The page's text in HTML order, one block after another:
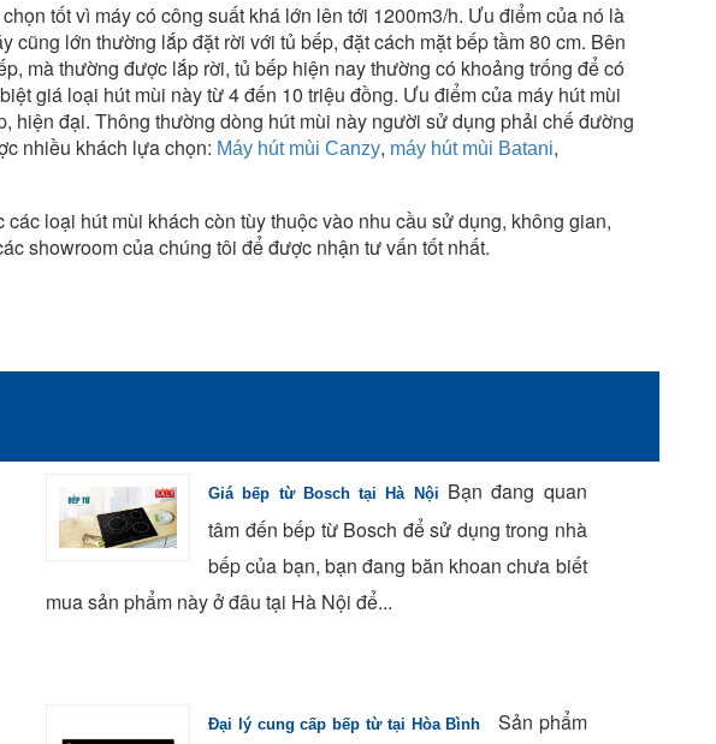
tốt vì máy có công suất khá lớn lên tới 1200m3/h. Ưu điểm của nó là
lớn thường lắp đặt rời với tủ bếp, đặt cách mặt bếp tầm 80 cm. Bên
mà thường được lắp rời, tủ bếp hiện nay thường có khoảng trống để có
giá loại hút mùi này từ 4 đến 10 triệu đồng. Ưu điểm của máy hút mùi
hiện đại. Thông thường dòng hút mùi này người sử dụng phải chế đường
nhiều khách lựa chọn: Máy hút mùi Canzy, máy hút mùi Batani,
loại hút mùi khách còn tùy thuộc vào nhu cầu sử dụng, không gian,
showroom của chúng tôi để được nhận tư vấn tốt nhất.
Giá bếp từ Bosch tại Hà Nội Bạn đang quan
tâm đến bếp từ Bosch để sử dụng trong nhà
bếp của bạn, bạn đang băn khoan chưa biết
mua sản phẩm này ở đâu tại Hà Nội để...
Đại lý cung cấp bếp từ tại Hòa Bình
Sản phẩm